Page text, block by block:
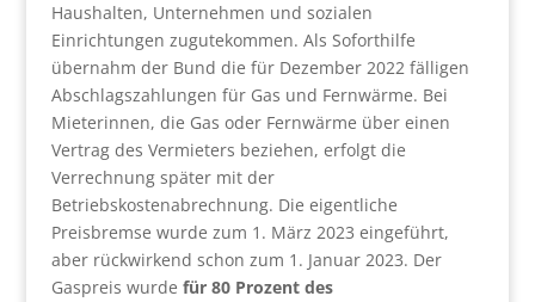
Haushalten, Unternehmen und sozialen
Einrichtungen zugutekommen. Als Soforthilfe
übernahm der Bund die für Dezember 2022 fälligen
Abschlagszahlungen für Gas und Fernwärme. Bei
Mieterinnen, die Gas oder Fernwärme über einen
Vertrag des Vermieters beziehen, erfolgt die
Verrechnung später mit der
Betriebskostenabrechnung. Die eigentliche
Preisbremse wurde zum 1. März 2023 eingeführt,
aber rückwirkend schon zum 1. Januar 2023. Der
Gaspreis wurde für 80 Prozent des